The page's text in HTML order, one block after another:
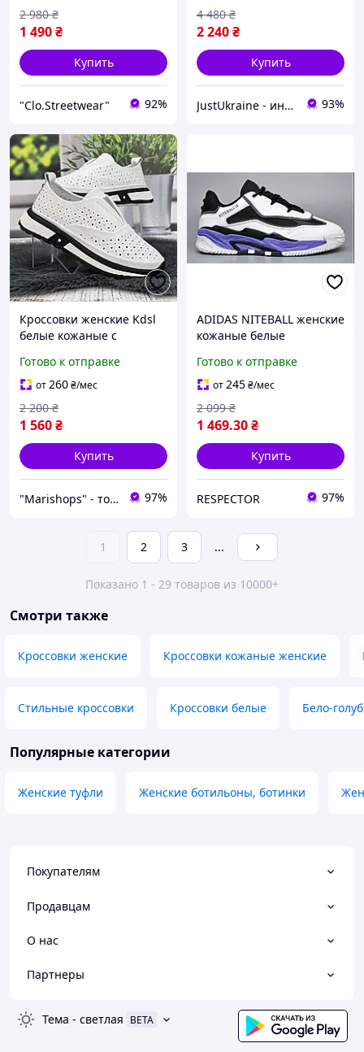
1 490₴
2 980 ₴
Купить
"Clo.Streetwear" 92%
2 240₴
4 480 ₴
Купить
JustUkraine - интернет магазин мужской и женской обуви 93%
Кроссовки женские Kdsl
белые кожаные с
шнуровки 8377
Готово к отправке
от260₴/мес
1 560₴
2 200 ₴
Купить
"Marishops" - товары для всей семьи. 97%
ADIDAS NITEBALL женские
кожаные белые
Готово к отправке
от245₴/мес
1 469.30₴
2 099 ₴
Купить
RESPECTOR 97%
1 2 3 ...
Показано 1 - 29 товаров из 10000+
Смотри также
Кроссовки женские Кроссовки кожаные женские
Стильные кроссовки Кроссовки белые Бело-
Популярные категории
Женские туфли Женские ботильоны, ботинки
Покупателям
Продавцам
О нас
Партнеры
Тема - светлая BETA